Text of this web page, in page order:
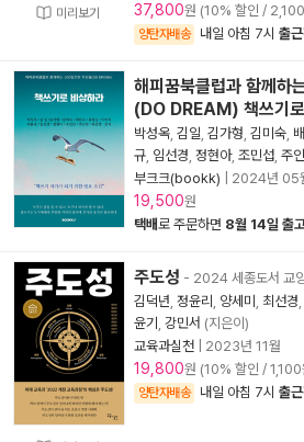
미리보기 37,800원 (10% 할인 /
양탄자배송 내일 아침 7시 출
해피꿈북클럽과 함께하
(DO DREAM) 책쓰기
박성옥 김일 김가형 김미숙
규 임선경 정현아, 조민섭 주
부크크(bookk)
2024년 05
19,500원
택배로 주문하면 8월 14일 출
주도성 - 2024 세종도서 교
김덕년 정윤리 양세미 최선경
윤기
강민서 (지은이)
교육과실천
2023년 11월
19,800원 (10% 할인 / 1,100
양탄자배송 내일 아침 7시 출